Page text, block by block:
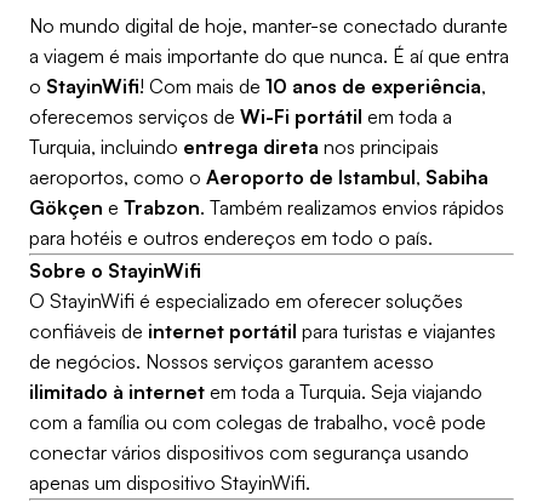
No mundo digital de hoje, manter-se conectado durante
a viagem é mais importante do que nunca. É aí que entra
o StayinWifi! Com mais de 10 anos de experiência,
oferecemos serviços de Wi-Fi portátil em toda a
Turquia, incluindo entrega direta nos principais
aeroportos, como o Aeroporto de Istambul, Sabiha
Gökçen e Trabzon. Também realizamos envios rápidos
para hotéis e outros endereços em todo o país.
Sobre o StayinWifi
O StayinWifi é especializado em oferecer soluções
confiáveis de internet portátil para turistas e viajantes
de negócios. Nossos serviços garantem acesso
ilimitado à internet em toda a Turquia. Seja viajando
com a família ou com colegas de trabalho, você pode
conectar vários dispositivos com segurança usando
apenas um dispositivo StayinWifi.